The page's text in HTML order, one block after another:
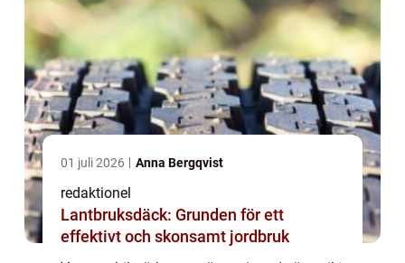
01 juli 2026 Anna Bergqvist
redaktionel
Lantbruksdäck: Grunden för ett
effektivt och skonsamt jordbruk